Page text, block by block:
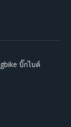
บิ๊กไบค์